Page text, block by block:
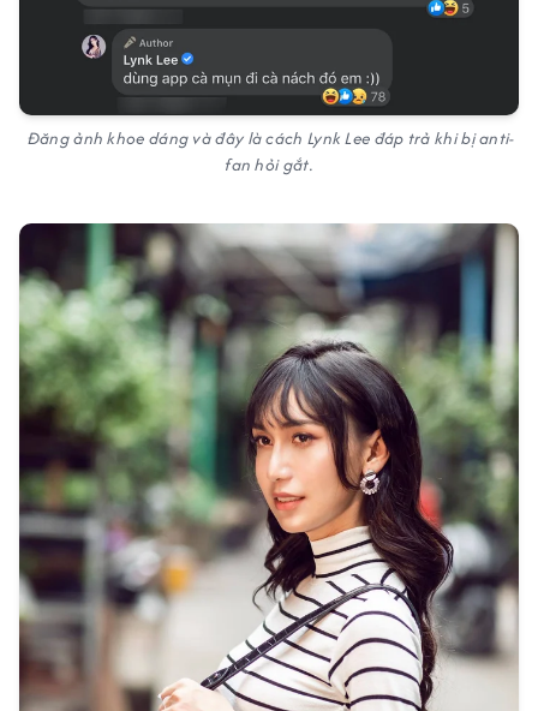
Đăng ảnh khoe dáng và đây là cách Lynk Lee đáp trả khi bị anti-
fan hỏi gắt.